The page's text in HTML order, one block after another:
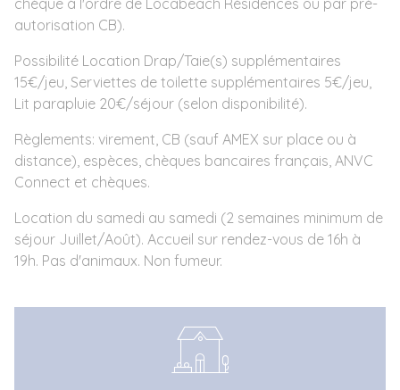
chèque à l'ordre de Locabeach Résidences ou par pré-
autorisation CB).
Possibilité Location Drap/Taie(s) supplémentaires
15€/jeu, Serviettes de toilette supplémentaires 5€/jeu,
Lit parapluie 20€/séjour (selon disponibilité).
Règlements: virement, CB (sauf AMEX sur place ou à
distance), espèces, chèques bancaires français, ANVC
Connect et chèques.
Location du samedi au samedi (2 semaines minimum de
séjour Juillet/Août). Accueil sur rendez-vous de 16h à
19h. Pas d'animaux. Non fumeur.